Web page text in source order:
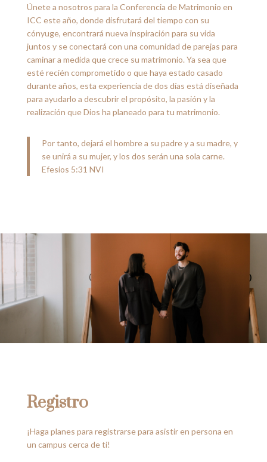
Únete a nosotros para la Conferencia de Matrimonio en
ICC este año, donde disfrutará del tiempo con su
cónyuge, encontrará nueva inspiración para su vida
juntos y se conectará con una comunidad de parejas para
caminar a medida que crece su matrimonio. Ya sea que
esté recién comprometido o que haya estado casado
durante años, esta experiencia de dos días está diseñada
para ayudarlo a descubrir el propósito, la pasión y la
realización que Dios ha planeado para tu matrimonio.
Por tanto, dejará el hombre a su padre y a su madre, y
se unirá a su mujer, y los dos serán una sola carne.
Efesios 5:31 NVI
Registro
¡Haga planes para registrarse para asistir en persona en
un campus cerca de ti!